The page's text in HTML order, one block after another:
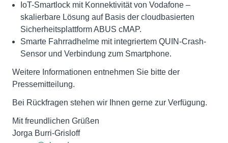
IoT-Smartlock mit Konnektivität von Vodafone –
skalierbare Lösung auf Basis der cloudbasierten
Sicherheitsplattform ABUS cMAP.
Smarte Fahrradhelme mit integriertem QUIN-Crash-
Sensor und Verbindung zum Smartphone.
Weitere Informationen entnehmen Sie bitte der
Pressemitteilung.
Bei Rückfragen stehen wir Ihnen gerne zur Verfügung.
Mit freundlichen Grüßen